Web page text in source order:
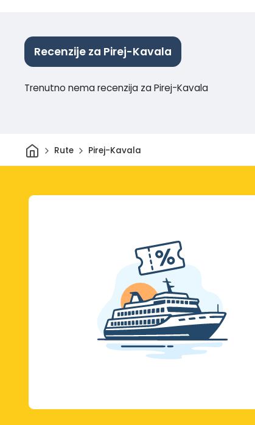
Recenzije za Pirej-Kavala
Trenutno nema recenzija za Pirej-Kavala
DomRute Pirej-Kavala